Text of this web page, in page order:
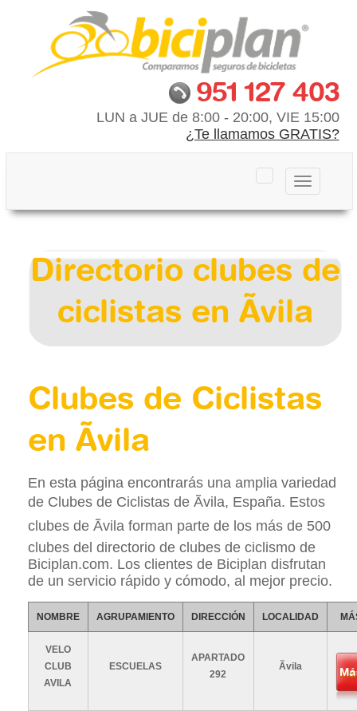
951 127 403
LUN a JUE de 8:00 - 20:00, VIE 15:00
¿Te llamamos GRATIS?
Toggle
navigation
Directorio clubes de
ciclistas en Ãvila
Clubes de Ciclistas
en Ãvila
En esta página encontrarás una amplia variedad
de Clubes de Ciclistas de Ãvila, España. Estos
clubes de Ãvila forman parte de los más de 500
clubes del directorio de clubes de ciclismo de
Biciplan.com. Los clientes de Biciplan disfrutan
de un servicio rápido y cómodo, al mejor precio.
NOMBRE AGRUPAMIENTO DIRECCIÓN LOCALIDAD
VELO
CLUB
AVILA
ESCUELAS
APARTADO
292
Ãvila